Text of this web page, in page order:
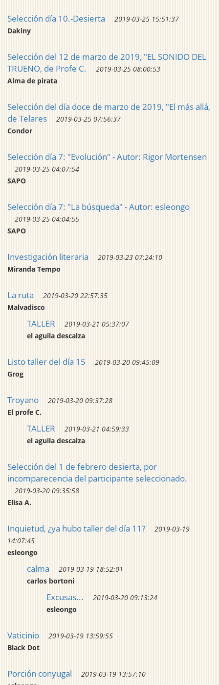
Selección día 10.-Desierta
2019-03-25 15:51:37
Dakiny
Selección del 12 de marzo de 2019, "EL SONIDO DEL
TRUENO, de Profe C.
2019-03-25 08:00:53
Alma de pirata
Selección del día doce de marzo de 2019, "El más allá,
de Telares
2019-03-25 07:56:37
Condor
Selección día 7: "Evolución" - Autor: Rigor Mortensen
2019-03-25 04:07:54
SAPO
Selección día 7: "La búsqueda" - Autor: esleongo
2019-03-25 04:04:55
SAPO
Investigación literaria
2019-03-23 07:24:10
Miranda Tempo
La ruta
2019-03-20 22:57:35
Malvadisco
TALLER
2019-03-21 05:37:07
el aguila descalza
Listo taller del día 15
2019-03-20 09:45:09
Grog
Troyano
2019-03-20 09:37:28
El profe C.
TALLER
2019-03-21 04:59:33
el aguila descalza
Selección del 1 de febrero desierta, por
incomparecencia del participante seleccionado.
2019-03-20 09:35:58
Elisa A.
Inquietud, ¿ya hubo taller del día 11?
2019-03-19
14:07:45
esleongo
calma
2019-03-19 18:52:01
carlos bortoni
Excusas...
2019-03-20 09:13:24
esleongo
Vaticinio
2019-03-19 13:59:55
Black Dot
Porción conyugal
2019-03-19 13:57:10